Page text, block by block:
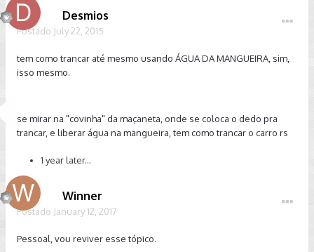
Desmios
Postado July 22, 2015
tem como trancar até mesmo usando ÁGUA DA MANGUEIRA, sim,
isso mesmo.
se mirar na "covinha" da maçaneta, onde se coloca o dedo pra
trancar, e liberar água na mangueira, tem como trancar o carro rs
1 year later...
Winner
Postado January 12, 2017
Pessoal, vou reviver esse tópico.